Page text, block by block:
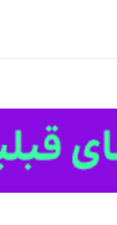
آمریکا و ترکیه درباره غزه
فیدان، وزیر امور خارجه ترکیه امروز در تماسی با